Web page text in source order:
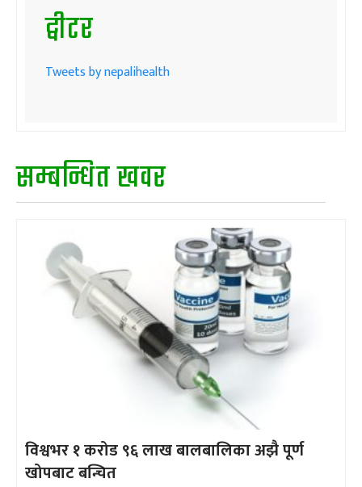
ट्वीटर
Tweets by nepalihealth
सम्बन्धित खवर
विश्वभर १ करोड ९६ लाख बालबालिका अझै पूर्ण
खोपबाट बन्चित